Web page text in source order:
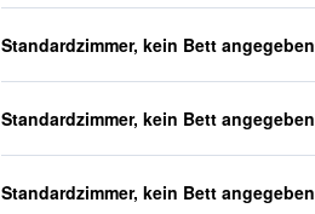
Standardzimmer, kein Bett angegeben
Standardzimmer, kein Bett angegeben
Standardzimmer, kein Bett angegeben